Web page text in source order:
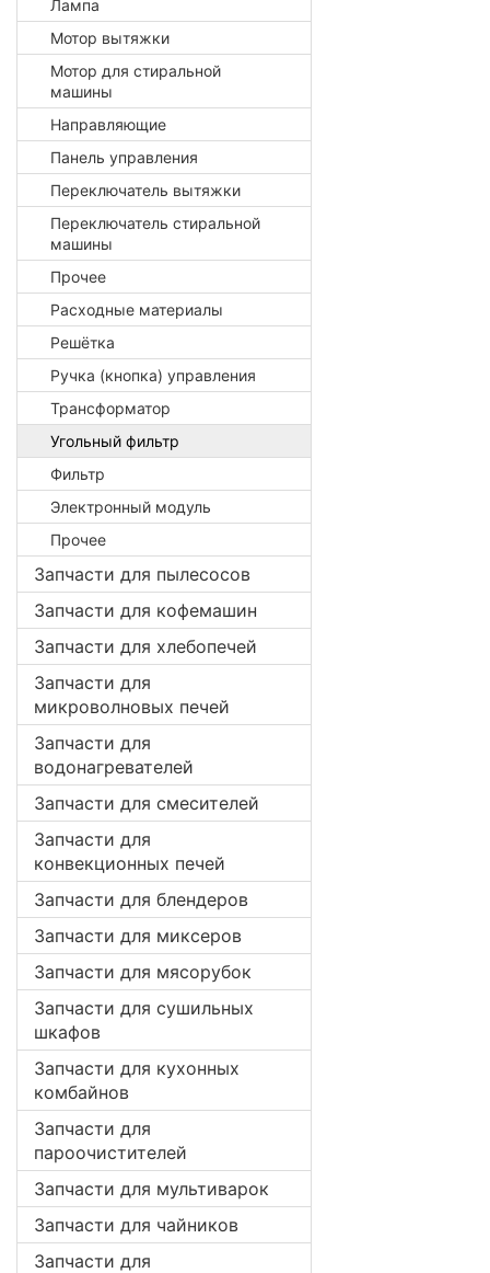
Лампа
Мотор вытяжки
Мотор для стиральной
машины
Направляющие
Панель управления
Переключатель вытяжки
Переключатель стиральной
машины
Прочее
Расходные материалы
Решётка
Ручка (кнопка) управления
Трансформатор
Угольный фильтр
Фильтр
Электронный модуль
Прочее
Запчасти для пылесосов
Запчасти для кофемашин
Запчасти для хлебопечей
Запчасти для
микроволновых печей
Запчасти для
водонагревателей
Запчасти для смесителей
Запчасти для
конвекционных печей
Запчасти для блендеров
Запчасти для миксеров
Запчасти для мясорубок
Запчасти для сушильных
шкафов
Запчасти для кухонных
комбайнов
Запчасти для
пароочистителей
Запчасти для мультиварок
Запчасти для чайников
Запчасти для